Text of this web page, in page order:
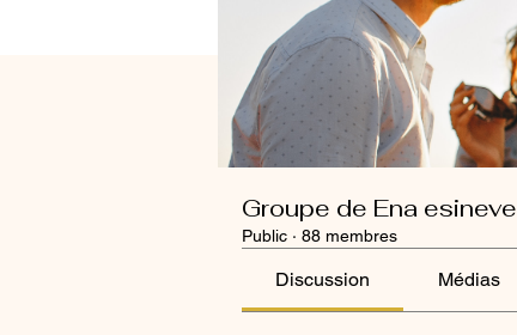
Groupe de Ena esineve
Public · 88 membres
Discussion Médias